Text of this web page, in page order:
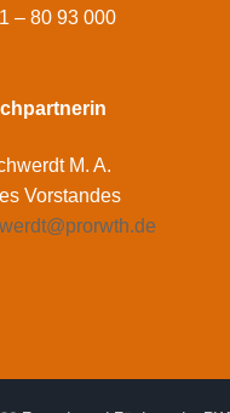
– 80 93 000
M. A.
Vorstandes